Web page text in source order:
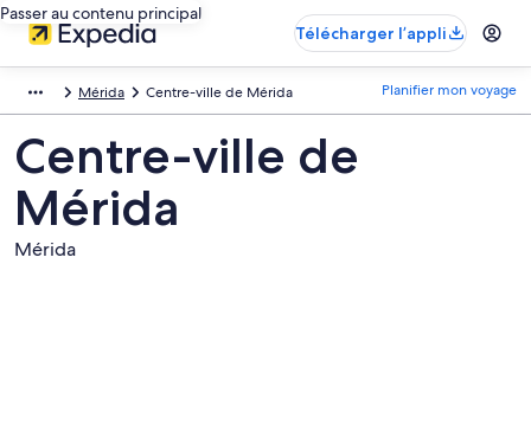
Passer au contenu principal
Télécharger l’appli
Mérida Centre-ville de Mérida Planifier mon voyage
Centre-ville de
Mérida
Mérida